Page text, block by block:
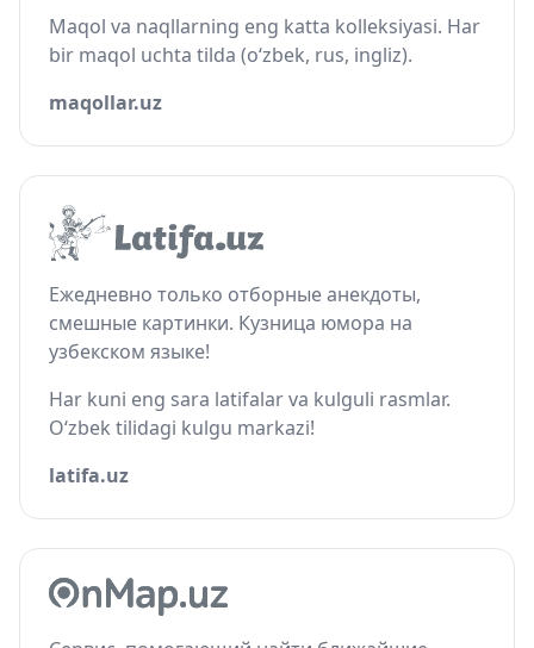
Maqol va naqllarning eng katta kolleksiyasi. Har
bir maqol uchta tilda (o‘zbek, rus, ingliz).
maqollar.uz
Ежедневно только отборные анекдоты,
смешные картинки. Кузница юмора на
узбекском языке!
Har kuni eng sara latifalar va kulguli rasmlar.
O‘zbek tilidagi kulgu markazi!
latifa.uz